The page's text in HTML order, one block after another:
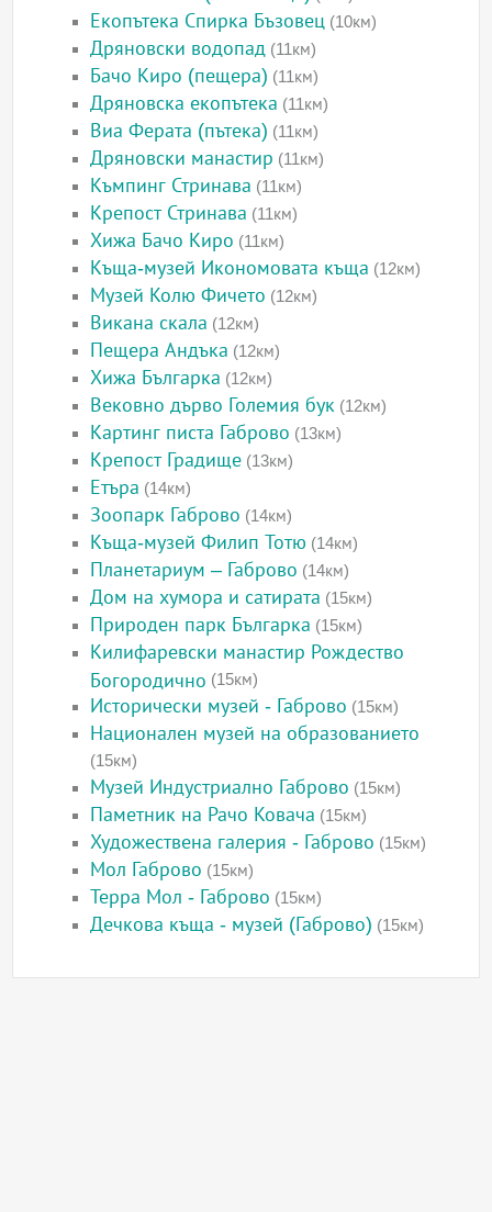
Екопътека Спирка Бъзовец (10км)
Дряновски водопад (11км)
Бачо Киро (пещера) (11км)
Дряновска екопътека (11км)
Виа Ферата (пътека) (11км)
Дряновски манастир (11км)
Къмпинг Стринава (11км)
Крепост Стринава (11км)
Хижа Бачо Киро (11км)
Къща-музей Икономовата къща (12км)
Музей Колю Фичето (12км)
Викана скала (12км)
Пещера Андъка (12км)
Хижа Българка (12км)
Вековно дърво Големия бук (12км)
Картинг писта Габрово (13км)
Крепост Градище (13км)
Етъра (14км)
Зоопарк Габрово (14км)
Къща-музей Филип Тотю (14км)
Планетариум – Габрово (14км)
Дом на хумора и сатирата (15км)
Природен парк Българка (15км)
Килифаревски манастир Рождество
Богородично (15км)
Исторически музей - Габрово (15км)
Национален музей на образованието
(15км)
Музей Индустриално Габрово (15км)
Паметник на Рачо Ковача (15км)
Художествена галерия - Габрово (15км)
Мол Габрово (15км)
Терра Мол - Габрово (15км)
Дечкова къща - музей (Габрово) (15км)